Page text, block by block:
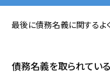
最後に債務名義に関するよ
債務名義を取られてい